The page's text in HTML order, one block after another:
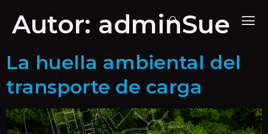
Autor: adminSue
La huella ambiental del
transporte de carga